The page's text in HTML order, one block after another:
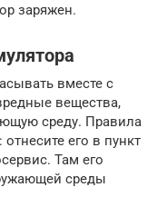
заряжен.
вместе с
вещества,
среду. Правила
его в пункт
Там его
среды